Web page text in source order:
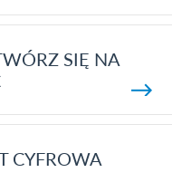
SIĘ NA
CYFROWA